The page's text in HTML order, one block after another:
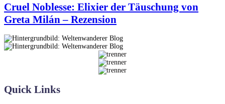
Cruel Noblesse: Elixier der Täuschung von
Greta Milán – Rezension
Quick Links